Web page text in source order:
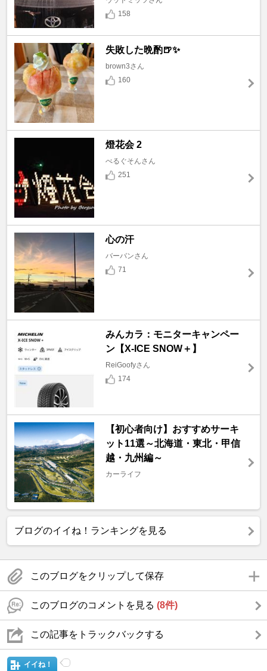
158
失敗した晩酌🍺✨
brown3さん
160
燈花会 2
べるぐそんさん
251
心の汗
バーバンさん
71
みんカラ：モニターキャンペー
ン【X-ICE SNOW＋】
ReiGoofyさん
174
【初心者向け】おすすめサーキ
ット11選～北海道・東北・甲信
越・九州編～
カーライフ
ブログのイイね！ランキングを見る
このブログをクリップして保存
このブログのコメントを見る (8件)
この記事をトラックバックする
イイね！